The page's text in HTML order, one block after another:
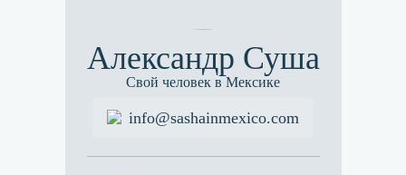
Александр Суша
Свой человек в Мексике
info@sashainmexico.com